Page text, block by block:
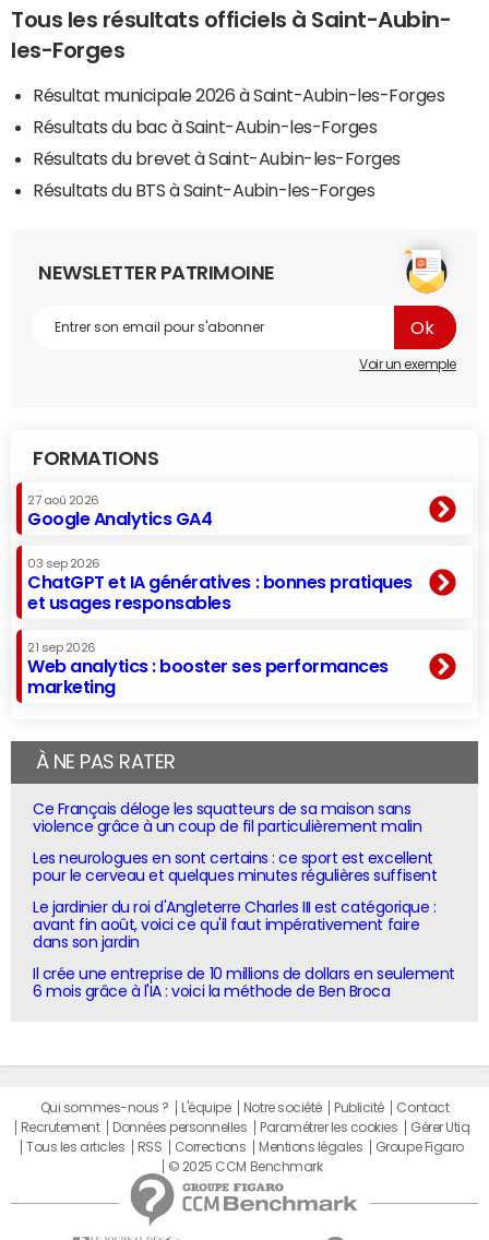
Tous les résultats officiels à Saint-Aubin-
les-Forges
Résultat municipale 2026 à Saint-Aubin-les-Forges
Résultats du bac à Saint-Aubin-les-Forges
Résultats du brevet à Saint-Aubin-les-Forges
Résultats du BTS à Saint-Aubin-les-Forges
NEWSLETTER PATRIMOINE
Voir un exemple
FORMATIONS
27 aoû 2026
Google Analytics GA4
03 sep 2026
ChatGPT et IA génératives : bonnes pratiques
et usages responsables
21 sep 2026
Web analytics : booster ses performances
marketing
À NE PAS RATER
Ce Français déloge les squatteurs de sa maison sans
violence grâce à un coup de fil particulièrement malin
Les neurologues en sont certains : ce sport est excellent
pour le cerveau et quelques minutes régulières suffisent
Le jardinier du roi d'Angleterre Charles III est catégorique :
avant fin août, voici ce qu'il faut impérativement faire
dans son jardin
Il crée une entreprise de 10 millions de dollars en seulement
6 mois grâce à l'IA : voici la méthode de Ben Broca
Qui sommes-nous ? L'équipe Notre société Publicité
Contact
Recrutement
Données personnelles Paramétrer les cookies
Gérer Utiq
Tous les articles
RSS Corrections Mentions légales
Groupe Figaro
© 2025 CCM Benchmark